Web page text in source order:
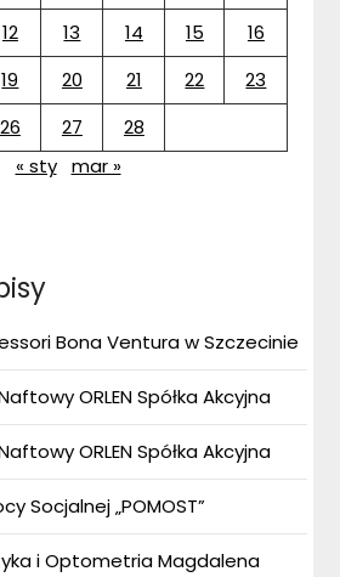
12 13 14 15
16
19 20 21 22
23
26 27
28
« sty mar »
Bona Ventura w Szczecinie
ORLEN Spółka Akcyjna
ORLEN Spółka Akcyjna
Socjalnej „POMOST”
i Optometria Magdalena